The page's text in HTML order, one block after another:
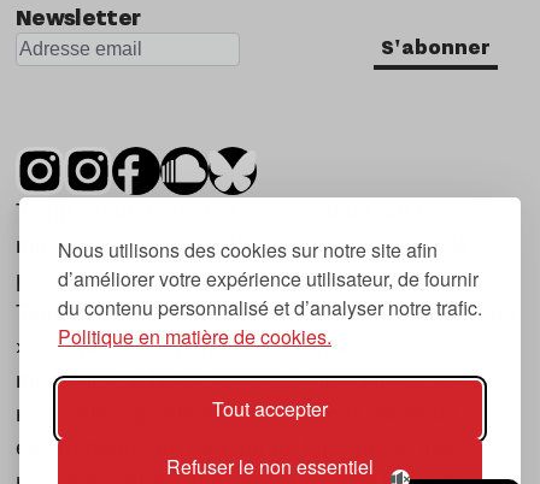
Nous utilisons des cookies sur notre site afin
d’améliorer votre expérience utilisateur, de fournir
du contenu personnalisé et d’analyser notre trafic.
Politique en matière de cookies.
Tout accepter
Refuser le non essentiel
Newsletter
S'abonner
Tsugi est un mensuel indépendant sur la
musique et les nouvelles tendances, dont la
première parution date de 2007.
Tsugi en japonais signifie « prochain », « suivant
», ce qui correspond à la thématique du
magazine, à l’affût des nouvelles tendances
musicales, qu’elles viennent de la musique
électronique, du rock ou du hip hop, et des